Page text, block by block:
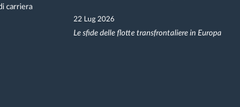
carriera
22 Lug 2026
Le sfide delle flotte transfrontaliere in Europa